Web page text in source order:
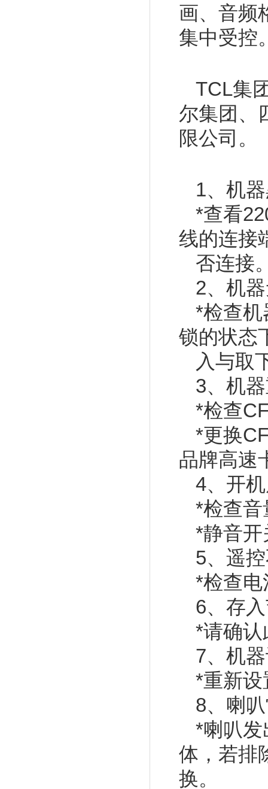
画、音频
集中受控
TCL集
尔集团、
限公司。
1、机
*查看
线的连接
否连接
2、机
*检查机
锁的状态
入与取
3、机
*检查
*更换
品牌高速
4、开
*检查音
*静音开
5、遥
*检查电
6、存
*请确认
7、机
*重新设
8、喇
*喇叭发
体，若排
换。